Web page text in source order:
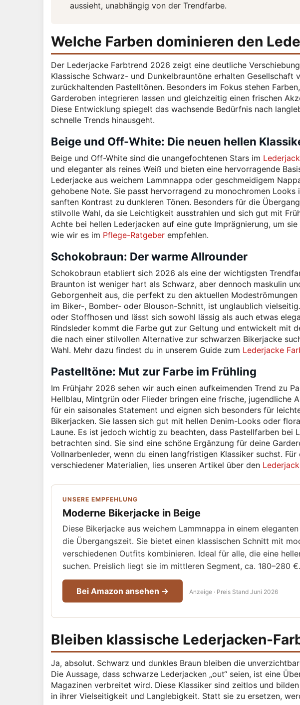
aussieht, unabhängig von der Trendfarbe.
Welche Farben dominieren den
Der Lederjacke Farbtrend 2026 zeigt eine deutliche
Klassische Schwarz- und Dunkelbrauntöne erhalten Gesellschaft
zurückhaltenden Pastelltönen. Besonders im Fokus stehen
Garderoben integrieren lassen und gleichzeitig einen frischen
Diese Entwicklung spiegelt das wachsende Bedürfnis nach
schnelle Trends hinausgeht.
Beige und Off-White: Die neuen hellen
Beige und Off-White sind die unangefochtenen Stars im
und eleganter als reines Weiß und bieten eine hervorragende
Lederjacke aus weichem Lammnappa oder geschmeidigem
gehobene Note. Sie passt hervorragend zu monochromen
sanften Kontrast zu dunkleren Tönen. Besonders für die
stilvolle Wahl, da sie Leichtigkeit ausstrahlen und sich gut mit
Achte bei hellen Lederjacken auf eine gute Imprägnierung, um
wie wir es im Pflege-Ratgeber empfehlen.
Schokobraun: Der warme Allrounder
Schokobraun etabliert sich 2026 als eine der wichtigsten
Braunton ist weniger hart als Schwarz, aber dennoch maskulin
Geborgenheit aus, die perfekt zu den aktuellen
im Biker-, Bomber- oder Blouson-Schnitt, ist unglaublich
oder Stoffhosen und lässt sich sowohl lässig als auch etwas
Rindsleder kommt die Farbe gut zur Geltung und entwickelt mit
die nach einer stilvollen Alternative zur schwarzen Bikerjacke
Wahl. Mehr dazu findest du in unserem Guide zum Lederjacke
Pastelltöne: Mut zur Farbe im Frühling
Im Frühjahr 2026 sehen wir auch einen aufkeimenden Trend zu
Hellblau, Mintgrün oder Flieder bringen eine frische, jugendliche
für ein saisonales Statement und eignen sich besonders für
Bikerjacken. Sie lassen sich gut mit hellen Denim-Looks oder
Laune. Es ist jedoch wichtig zu beachten, dass Pastellfarben bei
betrachten sind. Sie sind eine schöne Ergänzung für deine
Vollnarbenleder, wenn du einen langfristigen Klassiker suchst.
verschiedener Materialien, lies unseren Artikel über den
UNSERE EMPFEHLUNG
Moderne Bikerjacke in Beige
Diese Bikerjacke aus weichem Lammnappa in einem
die Übergangszeit. Sie bietet einen klassischen Schnitt mit
verschiedenen Outfits kombinieren. Ideal für alle, die eine
suchen. Preislich liegt sie im mittleren Segment, ca. 180–280
Bei Amazon ansehen → Anzeige · Preis Stand Juni 2026
Bleiben klassische Lederjacken-
Ja, absolut. Schwarz und dunkles Braun bleiben die
Die Aussage, dass schwarze Lederjacken „out“ seien, ist eine
Magazinen verbreitet wird. Diese Klassiker sind zeitlos und
in ihrer Vielseitigkeit und Langlebigkeit. Statt sie zu ersetzen,